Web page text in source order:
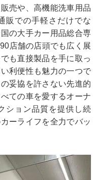
売や、高機能洗車用品
販での手軽さだけでな
の大手カー用品総合専
90店舗の店頭でも広く展
も直接製品を手に取っ
利便性も魅力の一つで
妥協を許さない先進的
ての車を愛するオーナ
ション品質を提供し続
ーライフを全力でバッ